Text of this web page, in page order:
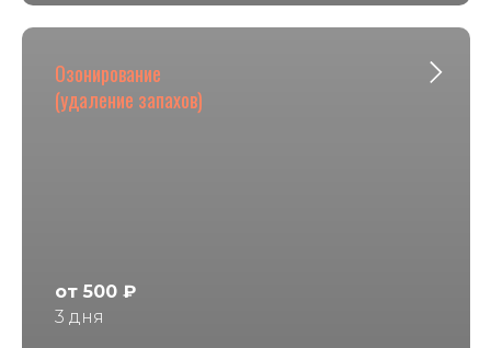
Озонирование
(удаление запахов)
от 500 ₽
3 дня